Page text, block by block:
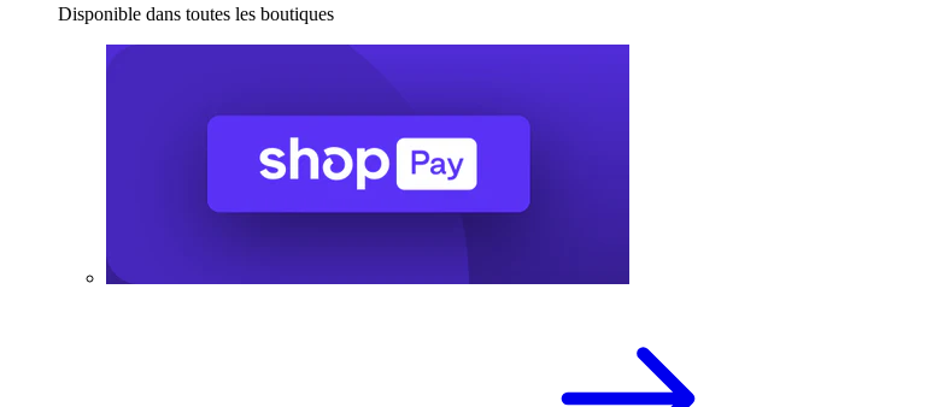
Disponible dans toutes les boutiques